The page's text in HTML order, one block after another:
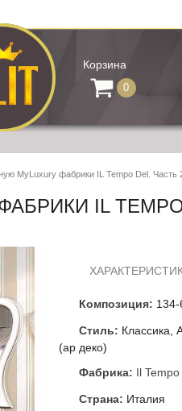
Корзина
0
MyLuxury фабрики IL Tempo Del. Часть
IL
Композиция: 134-
Стиль: Классика,
(ар деко)
Фабрика: Il
Страна: Италия